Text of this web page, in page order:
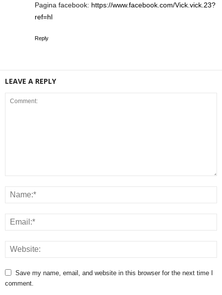
Pagina facebook: https://www.facebook.com/Vick.vick.23?
ref=hl
Reply
LEAVE A REPLY
Save my name, email, and website in this browser for the next time I
comment.